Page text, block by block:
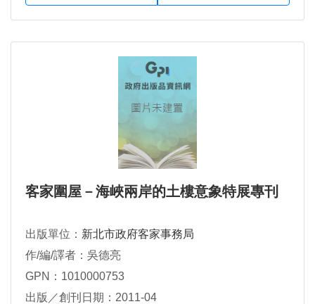
客家圍屋－海峽兩岸的土樓意象特展專刊
出版單位： 新北市政府客家事務局
作/編/譯者：吳德亮
GPN：1010000753
出版／創刊日期：2011-04